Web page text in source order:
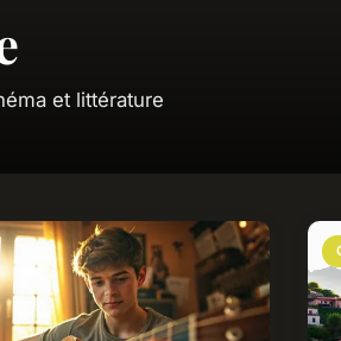
et littérature